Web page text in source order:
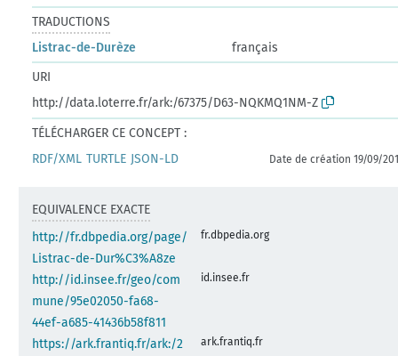
TRADUCTIONS
Listrac-de-Durèze
français
URI
http://data.loterre.fr/ark:/67375/D63-NQKMQ1NM-Z
TÉLÉCHARGER CE CONCEPT :
RDF/XML TURTLE JSON-LD Date de création 19/09/
EQUIVALENCE EXACTE
http://fr.dbpedia.org/page/
Listrac-de-Dur%C3%A8ze
fr.dbpedia.org
http://id.insee.fr/geo/com
mune/95e02050-fa68-
44ef-a685-41436b58f811
id.insee.fr
https://ark.frantiq.fr/ark:/2
ark.frantiq.fr